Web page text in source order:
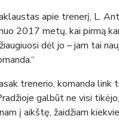
apie trenerį, L.
2017 metų, kai pirmą
dėl jo – jam tai
trenerio, komanda link
galbūt ne visi
į aikštę, žaidžiam